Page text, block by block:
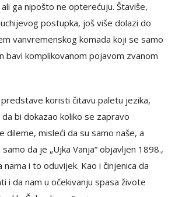
ga nipošto ne opterećuju. Štaviše,
postupka, još više dolazi do
vanvremenskog komada koji se samo
bavi komplikovanom pojavom zvanom
koristi čitavu paletu jezika,
bi dokazao koliko se zapravo
dileme, misleći da su samo naše, a
da je „Ujka Vanja“ objavljen 1898.,
i to oduvijek. Kao i činjenica da
i da nam u očekivanju spasa živote